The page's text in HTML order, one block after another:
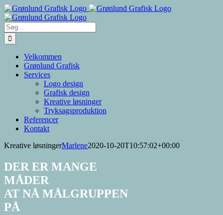
Skip
to
content
Søg
efter:
Velkommen
Grønlund Grafisk
Services
Logo design
Grafisk design
Kreative løsninger
Tryksagsproduktion
Referencer
Kontakt
Kreative løsningerMarlene2020-10-20T10:57:02+00:00
DER ER MANGE
MÅDER
AT NÅ MÅLGRUPPEN
PÅ